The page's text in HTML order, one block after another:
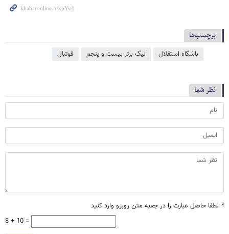
برچسب‌ها
باشگاه استقلال لیگ برتر بیست و پنجم فوتبال
نظر شما
* لطفا حاصل عبارت را در جعبه متن روبرو وارد کنید
8 + 10 =